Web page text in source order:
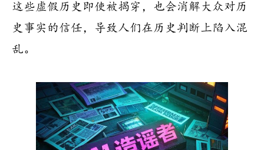
这些虚假历史即使被揭穿，也会消解大众对历
史事实的信任，导致人们在历史判断上陷入混
乱。